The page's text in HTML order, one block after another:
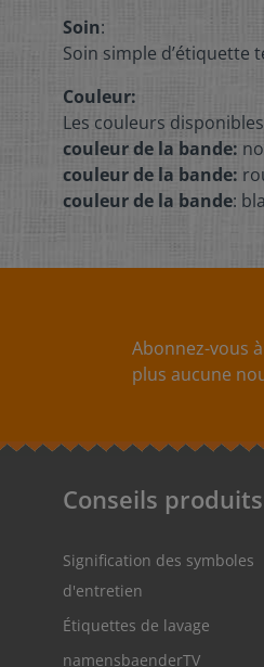
Soin:
Soin simple d’étiquette
Couleur:
Les couleurs
couleur de la bande:
couleur de la bande:
couleur de la bande:
Abonnez-vous
plus aucune
Conseils produits
Signification des symboles
d'entretien
Étiquettes de lavage
namensbaenderTV